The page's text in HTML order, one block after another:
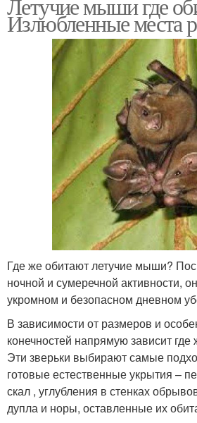
Летучие мыши где
Излюбленные места
Где же обитают летучие мыши?
ночной и сумеречной активности,
укромном и безопасном дневном
В зависимости от размеров и
конечностей напрямую зависит
Эти зверьки выбирают самые
готовые естественные укрытия –
скал , углубления в стенках
дупла и норы, оставленные их